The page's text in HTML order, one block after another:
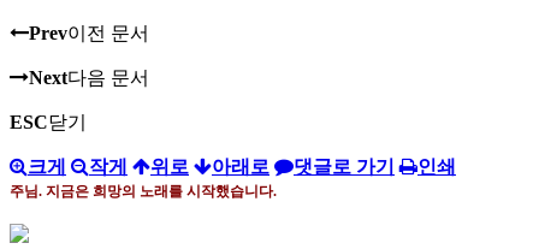
Prev이전 문서
Next다음 문서
ESC닫기
크게 작게 위로 아래로 댓글로 가기 인쇄
주님. 지금은 희망의 노래를 시작했습니다.